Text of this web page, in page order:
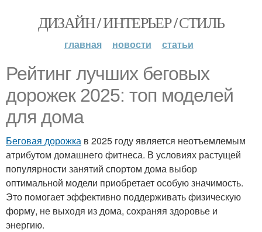
ДИЗАЙН / ИНТЕРЬЕР / СТИЛЬ
главная новости статьи
Рейтинг лучших беговых
дорожек 2025: топ моделей
для дома
Беговая дорожка в 2025 году является неотъемлемым
атрибутом домашнего фитнеса. В условиях растущей
популярности занятий спортом дома выбор
оптимальной модели приобретает особую значимость.
Это помогает эффективно поддерживать физическую
форму, не выходя из дома, сохраняя здоровье и
энергию.